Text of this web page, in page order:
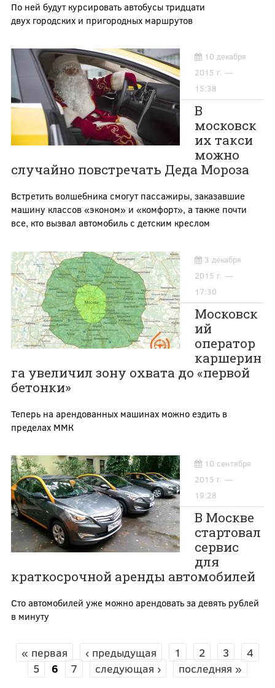
По ней будут курсировать автобусы тридцати
двух городских и пригородных маршрутов
10 декабря
2015 г. —
15:38
В
московск
их такси
можно
случайно повстречать Деда Мороза
Встретить волшебника смогут пассажиры, заказавшие
машину классов «эконом» и «комфорт», а также почти
все, кто вызвал автомобиль с детским креслом
3 декабря
2015 г. —
17:30
Московск
ий
оператор
каршерин
га увеличил зону охвата до «первой
бетонки»
Теперь на арендованных машинах можно ездить в
пределах ММК
10 сентября
2015 г. —
19:28
В Москве
стартовал
сервис
для
краткосрочной аренды автомобилей
Сто автомобилей уже можно арендовать за девять рублей
в минуту
СТРАНИЦЫ
« первая ‹ предыдущая 1 2 3
4
5
6 7 следующая › последняя »